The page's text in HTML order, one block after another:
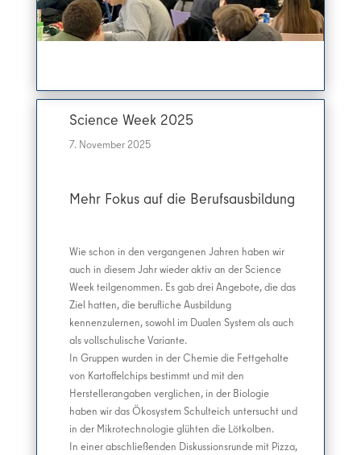
Science Week 2025
7. November 2025
Mehr Fokus auf die Berufsausbildung
Wie schon in den vergangenen Jahren haben wir
auch in diesem Jahr wieder aktiv an der Science
Week teilgenommen. Es gab drei Angebote, die das
Ziel hatten, die berufliche Ausbildung
kennenzulernen, sowohl im Dualen System als auch
als vollschulische Variante.
In Gruppen wurden in der Chemie die Fettgehalte
von Kartoffelchips bestimmt und mit den
Herstellerangaben verglichen, in der Biologie
haben wir das Ökosystem Schulteich untersucht und
in der Mikrotechnologie glühten die Lötkolben.
In einer abschließenden Diskussionsrunde mit Pizza,